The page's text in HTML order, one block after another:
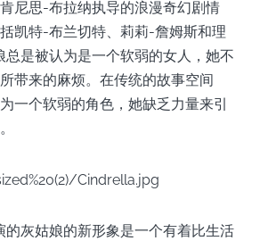
尼思-布拉纳执导的浪漫奇幻剧情
凯特-布兰切特、莉莉-詹姆斯和理
是被认为是一个软弱的女人，她不
带来的麻烦。在传统的故事空间
一个软弱的角色，她缺乏力量来引
灰姑娘的新形象是一个有着比生活